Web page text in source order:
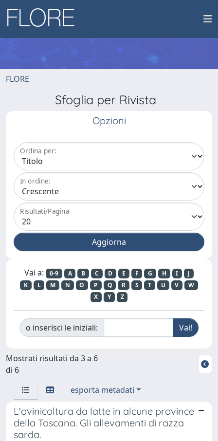
FLORE
Sfoglia per Rivista
Opzioni
Ordina per:
In ordine:
Risultati/Pagina
Vai a: 0-9 A B C D E F G H I
J
K
L M N O P Q R S T U V
W
X
Y Z
o inserisci le iniziali:
Mostrati risultati da 3 a 6
di 6
esporta metadati
L'ovinicoltura da latte in alcune province
della Toscana. Gli allevamenti di razza
sarda.